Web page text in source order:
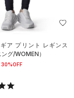
ア プリント レギンス
ング/WOMEN）
30%OFF